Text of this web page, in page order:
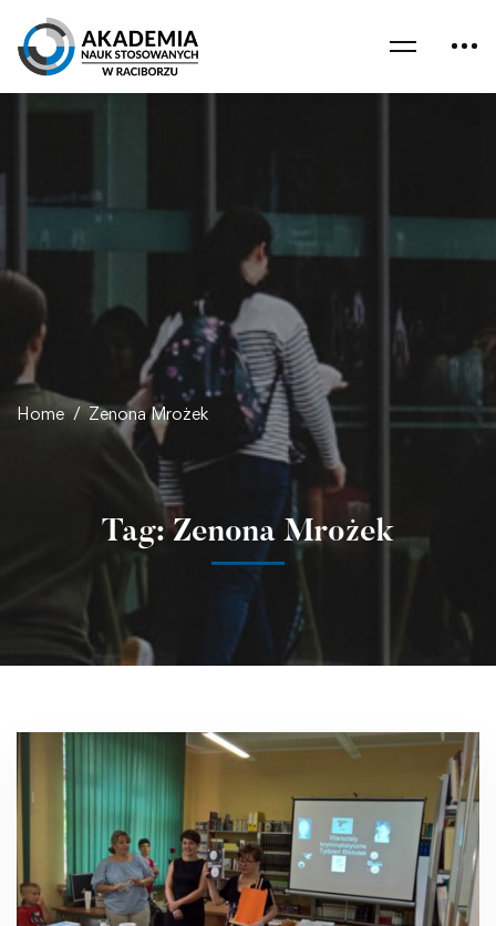
Home Zenona Mrożek
Tag: Zenona Mrożek